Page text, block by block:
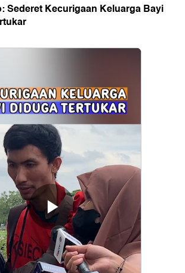
Sederet Kecurigaan Keluarga Bayi